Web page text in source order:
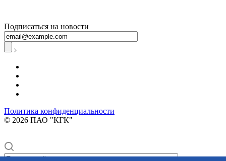
Подписаться на новости
Политика конфиденциальности
© 2026 ПАО "КГК"